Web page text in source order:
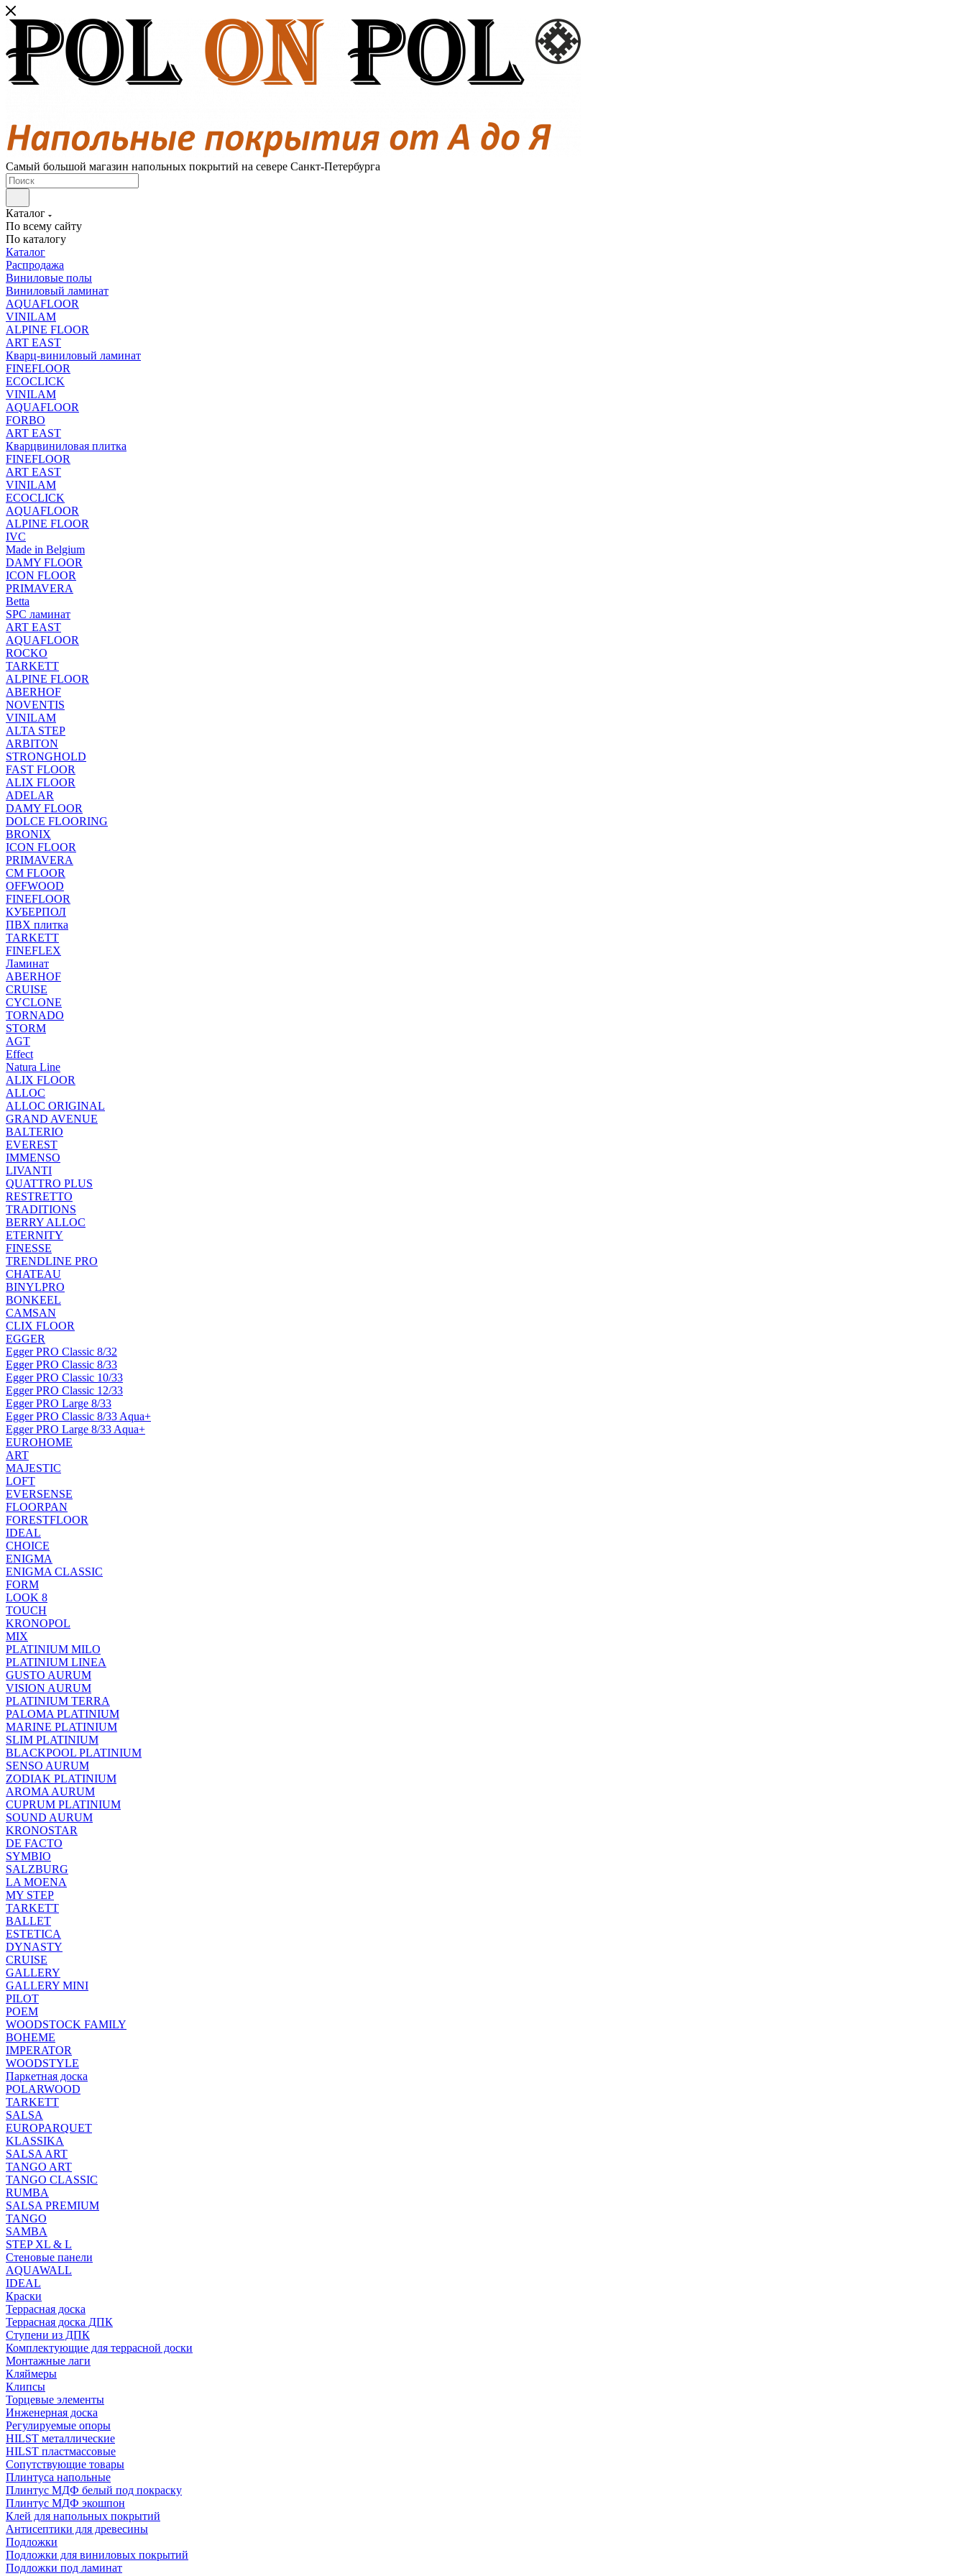
Самый большой магазин напольных покрытий на севере Санкт-Петербурга
Каталог
По всему сайту
По каталогу
Каталог
Распродажа
Виниловые полы
Виниловый ламинат
AQUAFLOOR
VINILAM
ALPINE FLOOR
ART EAST
Кварц-виниловый ламинат
FINEFLOOR
ECOCLICK
VINILAM
AQUAFLOOR
FORBO
ART EAST
Кварцвиниловая плитка
FINEFLOOR
ART EAST
VINILAM
ECOCLICK
AQUAFLOOR
ALPINE FLOOR
IVC
Made in Belgium
DAMY FLOOR
ICON FLOOR
PRIMAVERA
Betta
SPC ламинат
ART EAST
AQUAFLOOR
ROCKO
TARKETT
ALPINE FLOOR
ABERHOF
NOVENTIS
VINILAM
ALTA STEP
ARBITON
STRONGHOLD
FAST FLOOR
ALIX FLOOR
ADELAR
DAMY FLOOR
DOLCE FLOORING
BRONIX
ICON FLOOR
PRIMAVERA
CM FLOOR
OFFWOOD
FINEFLOOR
КУБЕРПОЛ
ПВХ плитка
TARKETT
FINEFLEX
Ламинат
ABERHOF
CRUISE
CYCLONE
TORNADO
STORM
AGT
Effect
Natura Line
ALIX FLOOR
ALLOC
ALLOC ORIGINAL
GRAND AVENUE
BALTERIO
EVEREST
IMMENSO
LIVANTI
QUATTRO PLUS
RESTRETTO
TRADITIONS
BERRY ALLOC
ETERNITY
FINESSE
TRENDLINE PRO
CHATEAU
BINYLPRO
BONKEEL
CAMSAN
CLIX FLOOR
EGGER
Egger PRO Classic 8/32
Egger PRO Classic 8/33
Egger PRO Classic 10/33
Egger PRO Classic 12/33
Egger PRO Large 8/33
Egger PRO Classic 8/33 Aqua+
Egger PRO Large 8/33 Aqua+
EUROHOME
ART
MAJESTIC
LOFT
EVERSENSE
FLOORPAN
FORESTFLOOR
IDEAL
CHOICE
ENIGMA
ENIGMA CLASSIC
FORM
LOOK 8
TOUCH
KRONOPOL
MIX
PLATINIUM MILO
PLATINIUM LINEA
GUSTO AURUM
VISION AURUM
PLATINIUM TERRA
PALOMA PLATINIUM
MARINE PLATINIUM
SLIM PLATINIUM
BLACKPOOL PLATINIUM
SENSO AURUM
ZODIAK PLATINIUM
AROMA AURUM
CUPRUM PLATINIUM
SOUND AURUM
KRONOSTAR
DE FACTO
SYMBIO
SALZBURG
LA MOENA
MY STEP
TARKETT
BALLET
ESTETICA
DYNASTY
CRUISE
GALLERY
GALLERY MINI
PILOT
POEM
WOODSTOCK FAMILY
BOHEME
IMPERATOR
WOODSTYLE
Паркетная доска
POLARWOOD
TARKETT
SALSA
EUROPARQUET
KLASSIKA
SALSA ART
TANGO ART
TANGO CLASSIC
RUMBA
SALSA PREMIUM
TANGO
SAMBA
STEP XL & L
Стеновые панели
AQUAWALL
IDEAL
Краски
Террасная доска
Террасная доска ДПК
Ступени из ДПК
Комплектующие для террасной доски
Монтажные лаги
Кляймеры
Клипсы
Торцевые элементы
Инженерная доска
Регулируемые опоры
HILST металлические
HILST пластмассовые
Сопутствующие товары
Плинтуса напольные
Плинтус МДФ белый под покраску
Плинтус МДФ экошпон
Клей для напольных покрытий
Антисептики для древесины
Подложки
Подложки для виниловых покрытий
Подложки под ламинат